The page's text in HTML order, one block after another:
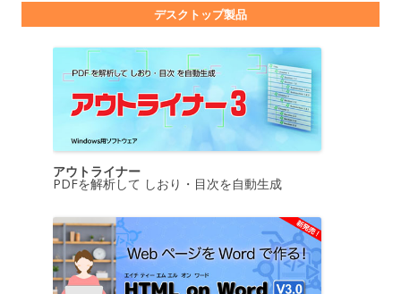
デスクトップ製品
アウトライナー
PDFを解析して しおり・目次を自動生成